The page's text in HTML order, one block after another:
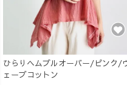
ひらりヘムプルオーバー/ピンク/
ェーブコットン